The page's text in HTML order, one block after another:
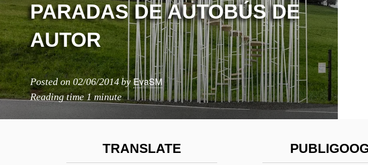
PARADAS DE AUTOBÚS DE
AUTOR
Posted on02/06/2014byEvaSM
Reading time1 minute
TRANSLATE